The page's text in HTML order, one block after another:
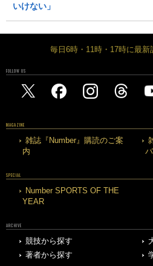
いけない」
毎日6時・11時・17時に最新
FOLLOW US
MAGAZINE
雑誌『Number』購読のご案
内
SPECIAL
Number SPORTS OF THE
YEAR
ARCHIVE
競技から探す
著者から探す